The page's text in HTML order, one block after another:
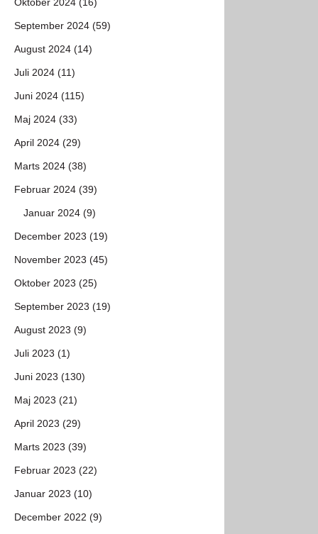
September 2024 (59)
August 2024 (14)
Juli 2024 (11)
Juni 2024 (115)
Maj 2024 (33)
April 2024 (29)
Marts 2024 (38)
Februar 2024 (39)
Januar 2024 (9)
December 2023 (19)
November 2023 (45)
Oktober 2023 (25)
September 2023 (19)
August 2023 (9)
Juli 2023 (1)
Juni 2023 (130)
Maj 2023 (21)
April 2023 (29)
Marts 2023 (39)
Februar 2023 (22)
Januar 2023 (10)
December 2022 (9)